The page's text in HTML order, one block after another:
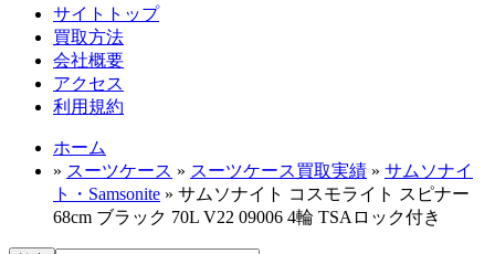
サイトトップ
買取方法
会社概要
アクセス
利用規約
ホーム
» スーツケース » スーツケース買取実績 » サムソナイ
ト・Samsonite » サムソナイト コスモライト スピナー
68cm ブラック 70L V22 09006 4輪 TSAロック付き